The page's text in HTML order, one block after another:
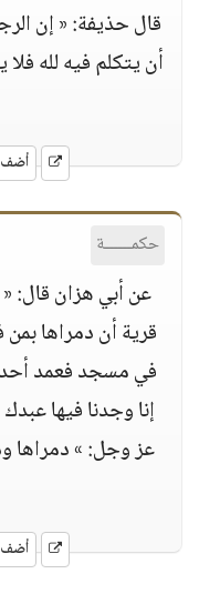
قال حذيفة: « إن
أن يتكلم فيه لله فلا
أضف
حكمــــــة
عن أبي هزان قال:
قرية أن دمراها بمن
في مسجد فعمد
إنا وجدنا فيها
عز وجل: » دمراها
أضف